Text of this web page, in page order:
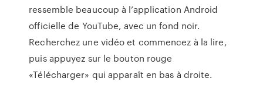
ressemble beaucoup à l’application Android
officielle de YouTube, avec un fond noir.
Recherchez une vidéo et commencez à la lire,
puis appuyez sur le bouton rouge
«Télécharger» qui apparaît en bas à droite.